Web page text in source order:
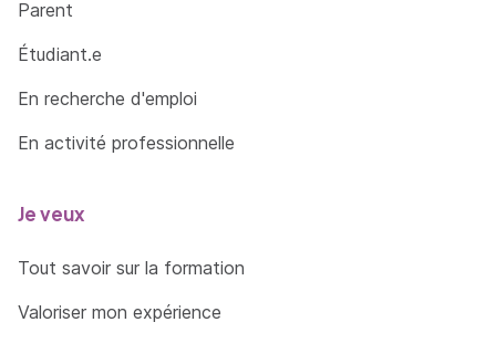
=> En savoir plus
Parent
Étudiant.e
En recherche d'emploi
En activité professionnelle
Je veux
Tout savoir sur la formation
Valoriser mon expérience